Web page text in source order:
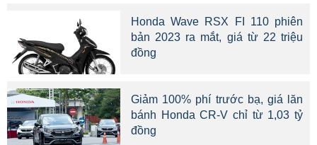
Honda Wave RSX FI 110 phiên
bản 2023 ra mắt, giá từ 22 triệu
đồng
Giảm 100% phí trước bạ, giá lăn
bánh Honda CR-V chỉ từ 1,03 tỷ
đồng